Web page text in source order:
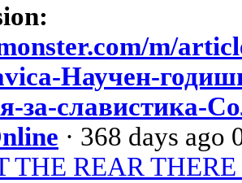
m/
Научен-
за-славистика-
· 368 days ago
THE REAR